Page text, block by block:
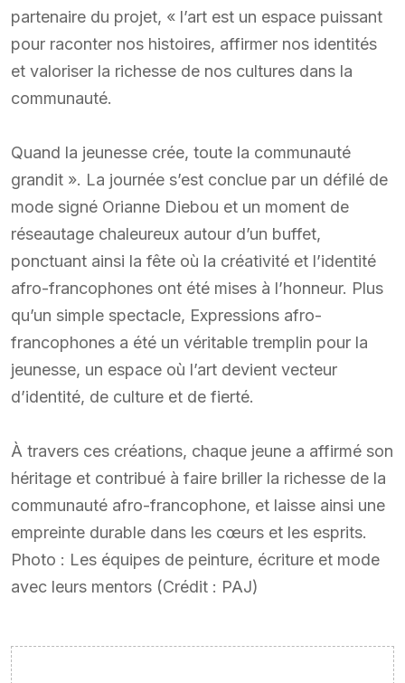
partenaire du projet, « l’art est un espace puissant
pour raconter nos histoires, affirmer nos identités
et valoriser la richesse de nos cultures dans la
communauté.
Quand la jeunesse crée, toute la communauté
grandit ». La journée s’est conclue par un défilé de
mode signé Orianne Diebou et un moment de
réseautage chaleureux autour d’un buffet,
ponctuant ainsi la fête où la créativité et l’identité
afro-francophones ont été mises à l’honneur. Plus
qu’un simple spectacle, Expressions afro-
francophones a été un véritable tremplin pour la
jeunesse, un espace où l’art devient vecteur
d’identité, de culture et de fierté.
À travers ces créations, chaque jeune a affirmé son
héritage et contribué à faire briller la richesse de la
communauté afro-francophone, et laisse ainsi une
empreinte durable dans les cœurs et les esprits.
Photo : Les équipes de peinture, écriture et mode
avec leurs mentors (Crédit : PAJ)